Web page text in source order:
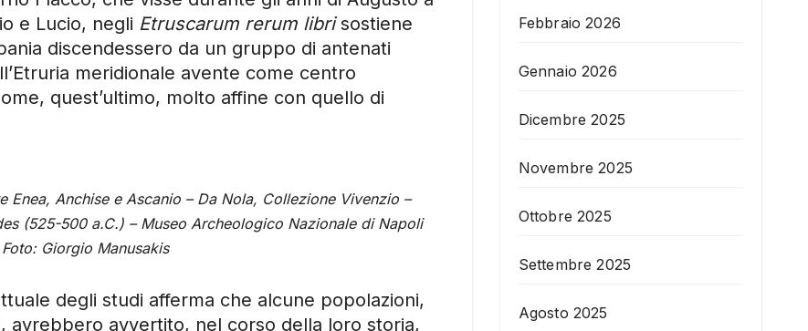
e Lucio, negli Etruscarum rerum librisostiene
discendessero da un gruppo di antenati
meridionale avente come centro
quest’ultimo, molto affine con quello di
Anchise e Ascanio – Da Nola, Collezione Vivenzio –
(525-500 a.C.) – Museo Archeologico Nazionale di Napoli
Giorgio Manusakis
degli studi afferma che alcune popolazioni,
avrebbero avvertito, nel corso della loro storia,
Febbraio 2026
Gennaio 2026
Dicembre 2025
Novembre 2025
Ottobre 2025
Settembre 2025
Agosto 2025